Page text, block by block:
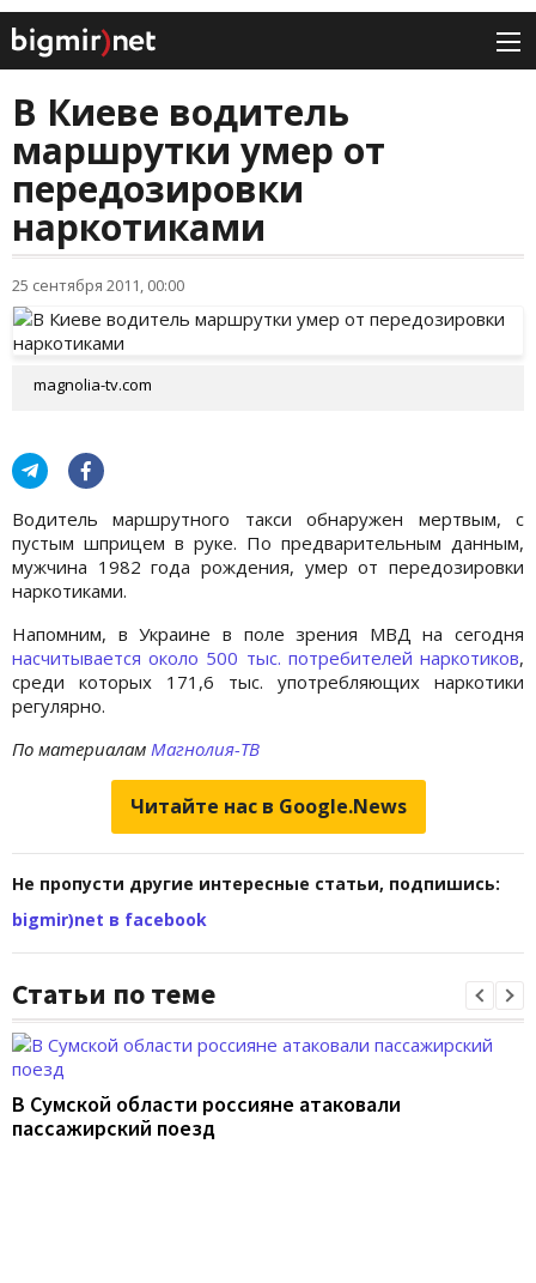
В Киеве водитель
маршрутки умер от
передозировки
наркотиками
25 сентября 2011, 00:00
magnolia-tv.com
Водитель маршрутного такси обнаружен мертвым, с
пустым шприцем в руке. По предварительным данным,
мужчина 1982 года рождения, умер от передозировки
наркотиками.
Напомним, в Украине в поле зрения МВД на сегодня
насчитывается около 500 тыс. потребителей наркотиков,
среди которых 171,6 тыс. употребляющих наркотики
регулярно.
По материалам Магнолия-ТВ
Читайте нас в Google.News
Не пропусти другие интересные статьи, подпишись:
bigmir)net в facebook
Статьи по теме
В Сумской области россияне атаковали
пассажирский поезд